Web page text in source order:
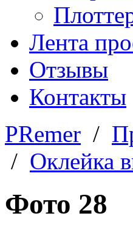
Лента
Отзывы
Контакты
PRemer /
/ Оклейка
Фото 28